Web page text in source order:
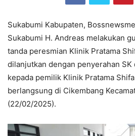
Sukabumi Kabupaten,
Sukabumi H. Andreas melakukan
tanda peresmian Klinik Pratama
dilanjutkan dengan penyerahan SK
kepada pemilik Klinik Pratama
berlangsung di Cikembang
(22/02/2025).